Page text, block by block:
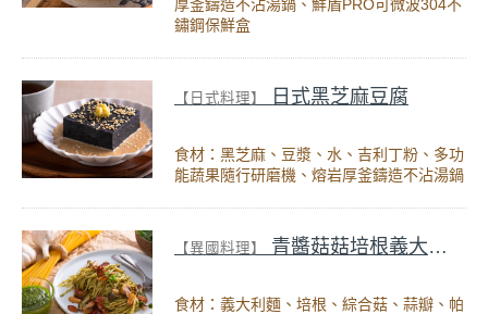
厚釜鑄造不沾湯鍋、鮮盾PRO可微波304不
鏽鋼保鮮盒
【日式料理】 日式黑芝麻豆腐
食材：黑芝麻、豆漿、水、吉利丁粉、多功
能蔬果隨行研磨機、熔岩厚釜鑄造不沾湯鍋
【異國料理】 青醬菇菇培根義大利麵
食材：義大利麵、培根、綜合菇、蒜瓣、帕